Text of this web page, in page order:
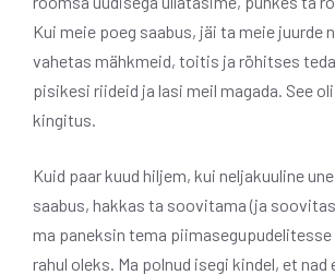
Kui meie poeg saabus, jäi ta meie juurde
vahetas mähkmeid, toitis ja röhitses
pisikesi riideid ja lasi meil magada. See
kingitus.
Kuid paar kuud hiljem, kui neljakuuline
saabus, hakkas ta soovitama (ja
ma paneksin tema
rahul oleks. Ma polnud isegi kindel, et nad